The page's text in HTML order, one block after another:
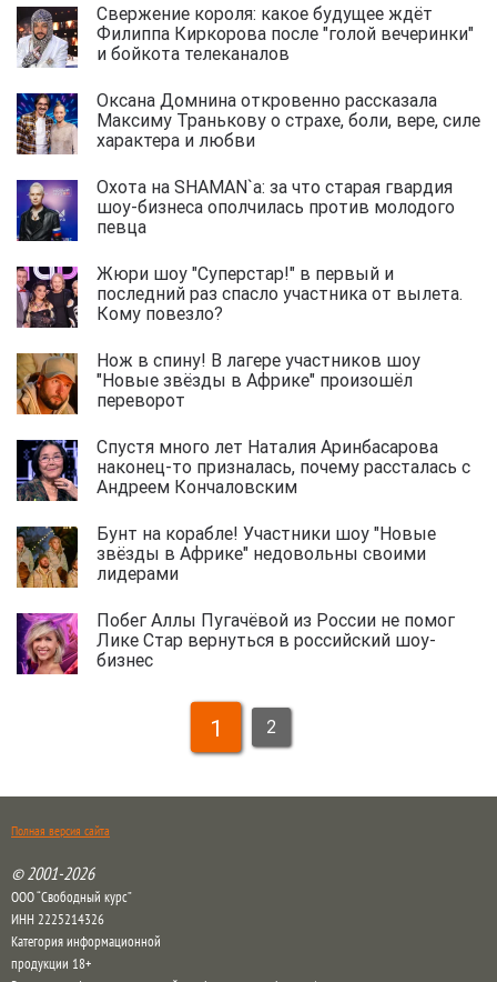
Свержение короля: какое будущее ждёт
Филиппа Киркорова после "голой вечеринки"
и бойкота телеканалов
Оксана Домнина откровенно рассказала
Максиму Транькову о страхе, боли, вере, силе
характера и любви
Охота на SHAMAN`а: за что старая гвардия
шоу-бизнеса ополчилась против молодого
певца
Жюри шоу "Суперстар!" в первый и
последний раз спасло участника от вылета.
Кому повезло?
Нож в спину! В лагере участников шоу
"Новые звёзды в Африке" произошёл
переворот
Спустя много лет Наталия Аринбасарова
наконец-то призналась, почему рассталась с
Андреем Кончаловским
Бунт на корабле! Участники шоу "Новые
звёзды в Африке" недовольны своими
лидерами
Побег Аллы Пугачёвой из России не помог
Лике Стар вернуться в российский шоу-
бизнес
1 2
Полная версия сайта
© 2001-2026
ООО “Свободный курс”
ИНН 2225214326
Категория информационной
продукции 18+